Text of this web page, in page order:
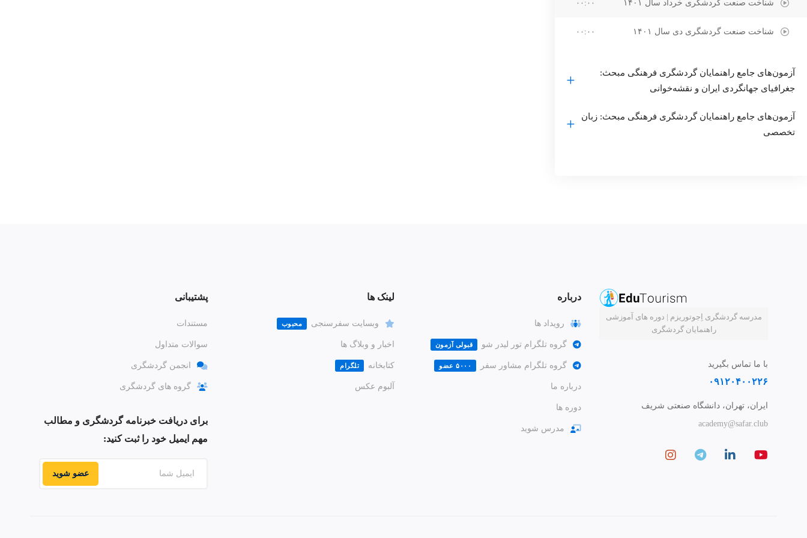
شناخت صنعت گردشگری خرداد سال ۱۴۰۱ ۰۰:۰۰
شناخت صنعت گردشگری دی سال ۱۴۰۱ ۰۰:۰۰
آزمون‌های جامع راهنمایان گردشگری فرهنگی مبحث:
جغرافیای جهانگردی ایران و نقشه‌خوانی
آزمون‌های جامع راهنمایان گردشگری فرهنگی مبحث: زبان
تخصصی
مدرسه گردشگری اِجوتوریزم | دوره های آموزشی
راهنمایان گردشگری
با ما تماس بگیرید
۰۹۱۲۰۴۰۰۲۲۶
ایران، تهران، دانشگاه صنعتی شریف
academy@safar.club
درباره
رویداد ها
گروه تلگرام تور لیدر شو قبولی آزمون
گروه تلگرام مشاور سفر ۵۰۰۰ عضو
درباره ما
دوره ها
مدرس شوید
لینک ها
وبسایت سفرسنجی محبوب
اخبار و وبلاگ ها
کتابخانه تلگرام
آلبوم عکس
پشتیبانی
مستندات
سوالات متداول
انجمن گردشگری
گروه های گردشگری
برای دریافت خبرنامه گردشگری و مطالب
مهم ایمیل خود را ثبت کنید:
عضو شوید